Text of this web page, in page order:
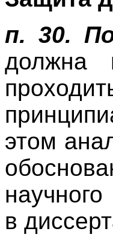
п. 30.
должна
этом
в